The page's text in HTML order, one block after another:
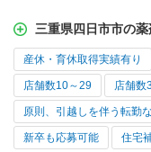
三重県四日市市の
産休・育休取得実績有り
店舗数10～29 店舗数
原則、引越しを伴う転勤
新卒も応募可能 住宅